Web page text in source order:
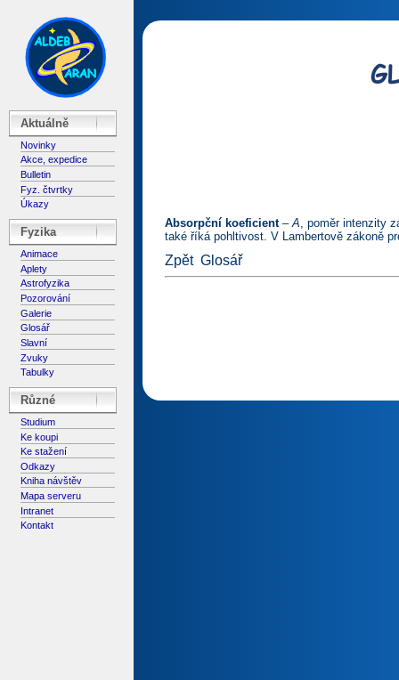
Aktuálně
Novinky
Akce, expedice
Bulletin
Fyz. čtvrtky
Úkazy
Fyzika
Animace
Aplety
Astrofyzika
Pozorování
Galerie
Glosář
Slavní
Zvuky
Tabulky
Různé
Studium
Ke koupi
Ke stažení
Odkazy
Kniha návštěv
Mapa serveru
Intranet
Kontakt
Absorpční koeficient–A , poměr intenzity
také říká pohltivost. V Lambertově zákoně
Zpět Glosář